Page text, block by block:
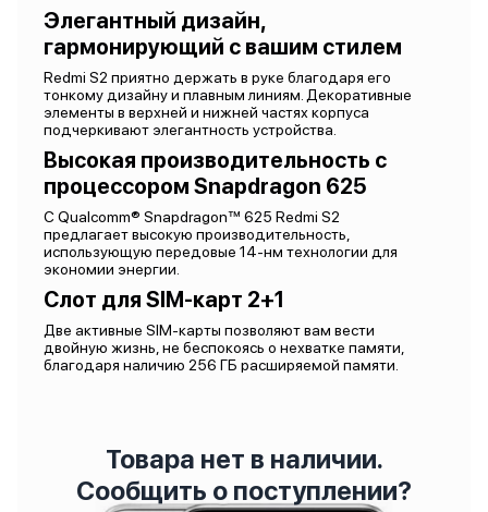
Элегантный дизайн,
гармонирующий с вашим стилем
Redmi S2 приятно держать в руке благодаря его
тонкому дизайну и плавным линиям. Декоративные
элементы в верхней и нижней частях корпуса
подчеркивают элегантность устройства.
Высокая производительность с
процессором Snapdragon 625
С Qualcomm® Snapdragon™ 625 Redmi S2
предлагает высокую производительность,
использующую передовые 14-нм технологии для
экономии энергии.
Слот для SIM-карт 2+1
Две активные SIM-карты позволяют вам вести
двойную жизнь, не беспокоясь о нехватке памяти,
благодаря наличию 256 ГБ расширяемой памяти.
Товара нет в наличии.
Сообщить о поступлении?